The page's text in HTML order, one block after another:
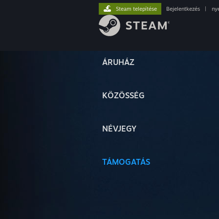
ÁRUHÁZ
KÖZÖSSÉG
NÉVJEGY
TÁMOGATÁS
Steam telepítése Bejelentkezés